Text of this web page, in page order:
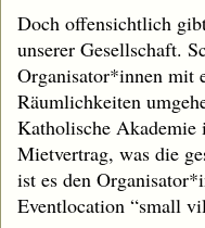
Doch offensichtlich
unserer Gesellschaft.
Organisator*innen mit
Räumlichkeiten
Katholische
Mietvertrag, was die
ist es den
Eventlocation “small